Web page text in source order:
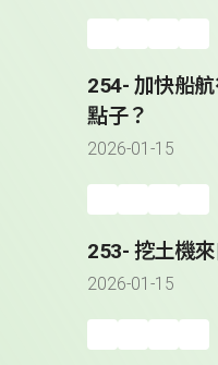
254- 加快船
點子？
2026-01-15
253- 挖土機
2026-01-15